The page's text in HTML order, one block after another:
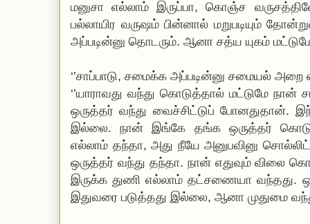
மனுசா எல்லாம் இருப்பா, கொஞ்ச
பல்லாயிர வருஷம் பின்னால் மறுபடியும்
அப்படின்னு தொடரும். ஆனா சத்ய யுகம்
‘’சாப்பாடு, சமைக்க அப்படின்னு சமையல் அறை
‘’யாராவது வந்து கொடுத்தால் மட்டுமே
ஒருத்தர் வந்து வைச்சிட்டுப் போனதுதான்.
இல்லை. நான் இங்கே தங்க ஒருத்தர்
எல்லாம் தந்தா, அது நீயே அனுபவினு
ஒருத்தர் வந்து தந்தா. நான் எதுவும் விலை
இருக்க துணி எல்லாம் தட்சணையா வந்தது.
இதுவரை படுத்தது இல்லை, ஆனா முதுமை